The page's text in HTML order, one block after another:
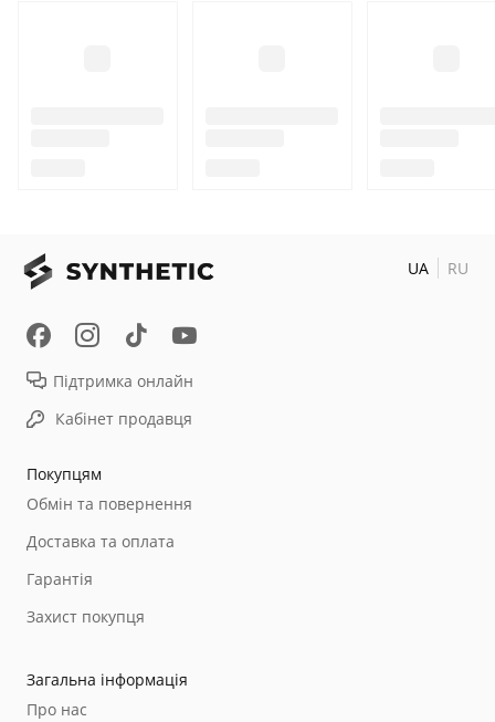
Покупцям
Обмін та повернення
Доставка та оплата
Гарантія
Захист покупця
Загальна інформація
Про нас
Підтримка онлайн
Кабінет продавця
UA RU